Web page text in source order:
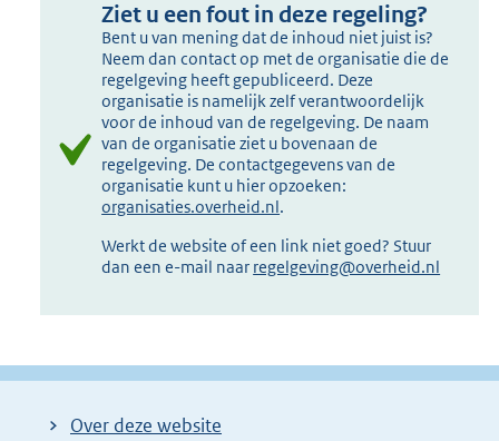
Ziet u een fout in deze regeling?
Bent u van mening dat de inhoud niet juist is?
Neem dan contact op met de organisatie die de
regelgeving heeft gepubliceerd. Deze
organisatie is namelijk zelf verantwoordelijk
voor de inhoud van de regelgeving. De naam
van de organisatie ziet u bovenaan de
regelgeving. De contactgegevens van de
organisatie kunt u hier opzoeken:
organisaties.overheid.nl.
Werkt de website of een link niet goed? Stuur
dan een e-mail naar regelgeving@overheid.nl
Over deze website